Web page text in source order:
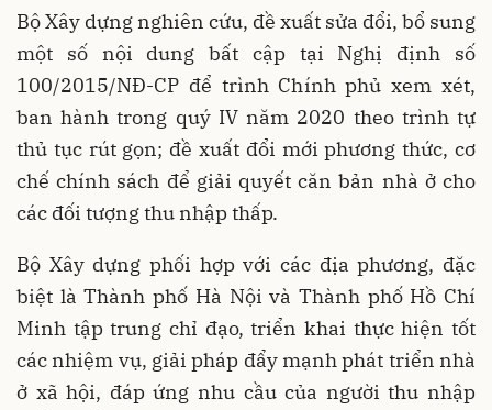
Bộ Xây dựng nghiên cứu, đề xuất sửa đổi, bổ sung
một số nội dung bất cập tại Nghị định số
100/2015/NĐ-CP để trình Chính phủ xem xét,
ban hành trong quý IV năm 2020 theo trình tự
thủ tục rút gọn; đề xuất đổi mới phương thức, cơ
chế chính sách để giải quyết căn bản nhà ở cho
các đối tượng thu nhập thấp.
Bộ Xây dựng phối hợp với các địa phương, đặc
biệt là Thành phố Hà Nội và Thành phố Hồ Chí
Minh tập trung chỉ đạo, triển khai thực hiện tốt
các nhiệm vụ, giải pháp đẩy mạnh phát triển nhà
ở xã hội, đáp ứng nhu cầu của người thu nhập